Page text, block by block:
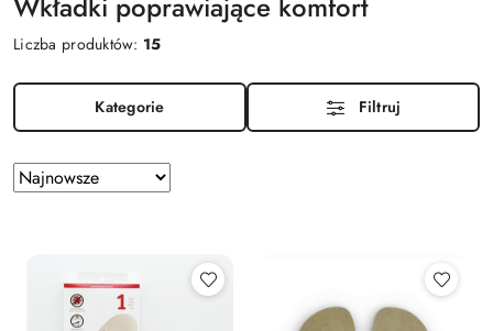
Liczba produktów: 15
Kategorie Filtruj
Zastosowano
sortowanie:
Sortuj
według